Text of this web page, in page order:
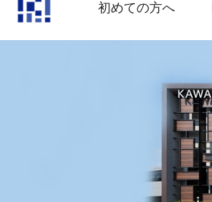
初めての方へ